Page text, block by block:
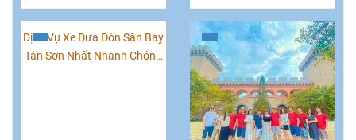
Dân Xứ Biển
Dịch Vụ Xe Đưa Đón Sân Bay
Tân Sơn Nhất Nhanh Chóng